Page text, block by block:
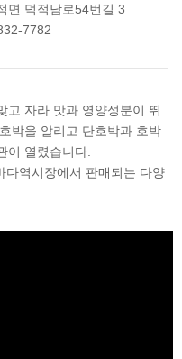
면 덕적남로54번길 3
7782
고 자라 맛과 영양성분이 뛰
박을 알리고 단호박과 호박
이 열렸습니다.
다역시장에서 판매되는 다양